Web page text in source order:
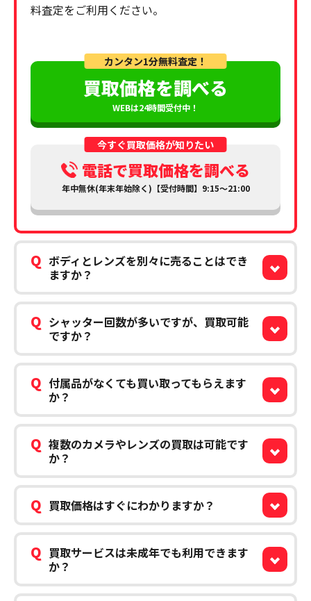
料査定をご利用ください。
カンタン1分無料査定！
買取価格を調べる
WEBは24時間受付中！
今すぐ買取価格が知りたい
電話で買取価格を調べる
年中無休(年末年始除く)【受付時間】9:15～21:00
Q ボディとレンズを別々に売ることはでき
ますか？
Q シャッター回数が多いですが、買取可能
ですか？
Q 付属品がなくても買い取ってもらえます
か？
Q 複数のカメラやレンズの買取は可能です
か？
Q 買取価格はすぐにわかりますか？
Q 買取サービスは未成年でも利用できます
か？